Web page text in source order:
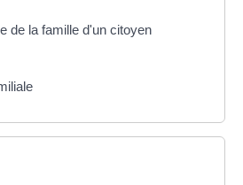
de la famille d'un citoyen